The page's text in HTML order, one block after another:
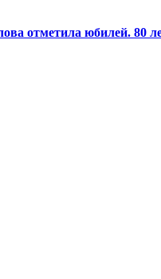
отметила юбилей. 80